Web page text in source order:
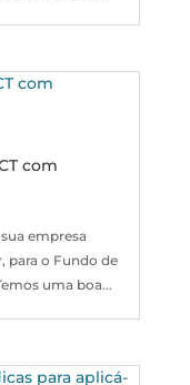
com
empresa
para o Fundo de
uma boa...